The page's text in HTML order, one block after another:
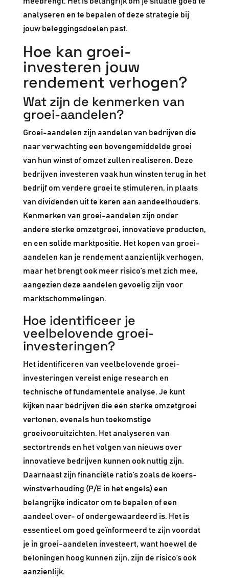
analyseren en te bepalen of deze strategie bij
jouw beleggingsdoelen past.
Hoe kan groei-
investeren jouw
rendement verhogen?
Wat zijn de kenmerken van
groei-aandelen?
Groei-aandelen zijn aandelen van bedrijven die
naar verwachting een bovengemiddelde groei
van hun winst of omzet zullen realiseren. Deze
bedrijven investeren vaak hun winsten terug in het
bedrijf om verdere groei te stimuleren, in plaats
van dividenden uit te keren aan aandeelhouders.
Kenmerken van groei-aandelen zijn onder
andere sterke omzetgroei, innovatieve producten,
en een solide marktpositie. Het kopen van groei-
aandelen kan je rendement aanzienlijk verhogen,
maar het brengt ook meer risico’s met zich mee,
aangezien deze aandelen gevoelig zijn voor
marktschommelingen.
Hoe identificeer je
veelbelovende groei-
investeringen?
Het identificeren van veelbelovende groei-
investeringen vereist enige research en
technische of fundamentele analyse. Je kunt
kijken naar bedrijven die een sterke omzetgroei
vertonen, evenals hun toekomstige
groeivooruitzichten. Het analyseren van
sectortrends en het volgen van nieuws over
innovatieve bedrijven kunnen ook nuttig zijn.
Daarnaast zijn financiële ratio’s zoals de koers-
winstverhouding (P/E in het engels) een
belangrijke indicator om te bepalen of een
aandeel over- of ondergewaardeerd is. Het is
essentieel om goed geïnformeerd te zijn voordat
je in groei-aandelen investeert, want hoewel de
beloningen hoog kunnen zijn, zijn de risico’s ook
aanzienlijk.